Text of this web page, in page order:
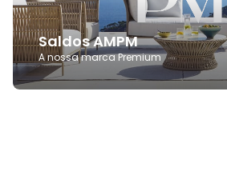
Saldos AMPM
A nossa marca Premium